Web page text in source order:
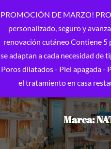
Marca:
PROMOCIÓN DE MARZO!
personalizado, seguro y
renovación cutáneo Contiene 5
se adaptan a cada necesidad de
Poros dilatados - Piel apagada -
el tratamiento en casa